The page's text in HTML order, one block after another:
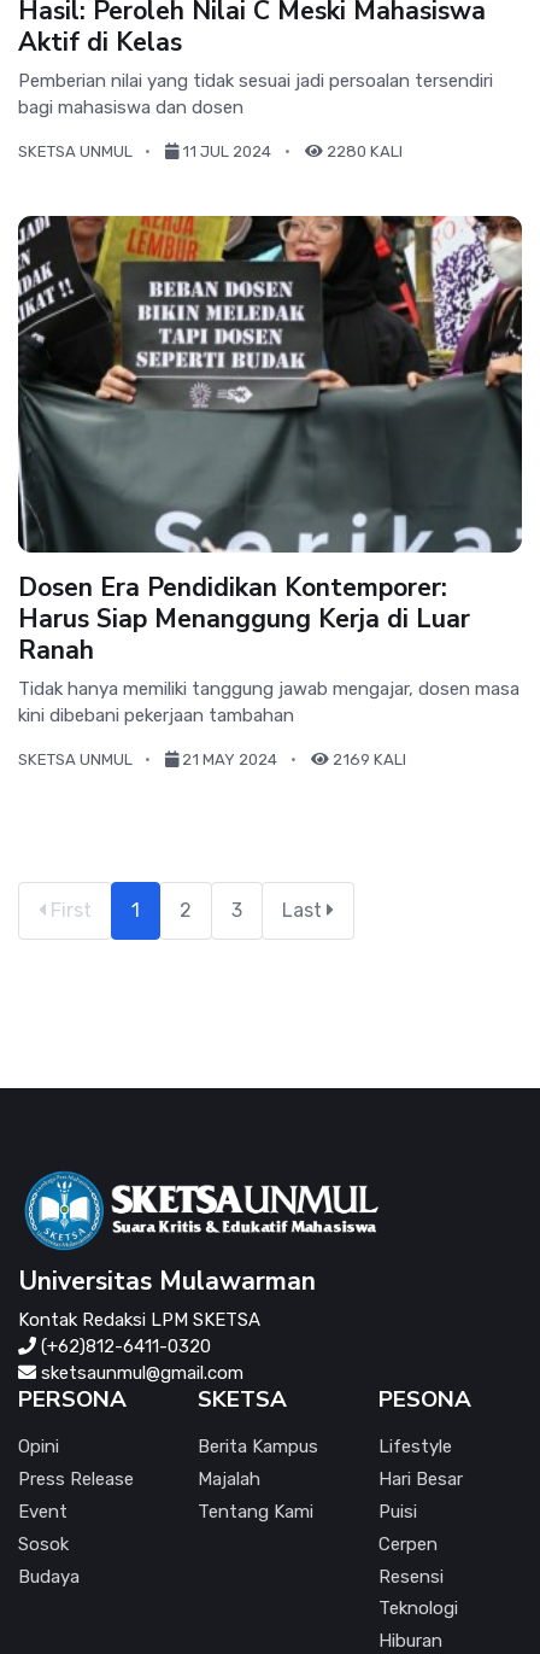
Hasil: Peroleh Nilai C Meski Mahasiswa
Aktif di Kelas
Pemberian nilai yang tidak sesuai jadi persoalan tersendiri
bagi mahasiswa dan dosen
SKETSA UNMUL 11 JUL 2024 2280 KALI
Dosen Era Pendidikan Kontemporer:
Harus Siap Menanggung Kerja di Luar
Ranah
Tidak hanya memiliki tanggung jawab mengajar, dosen masa
kini dibebani pekerjaan tambahan
SKETSA UNMUL 21 MAY 2024 2169 KALI
First 1 2 3 Last
Universitas Mulawarman
Kontak Redaksi LPM SKETSA
(+62)812-6411-0320
sketsaunmul@gmail.com
PERSONA
Opini
Press Release
Event
Sosok
Budaya
SKETSA
Berita Kampus
Majalah
Tentang Kami
PESONA
Lifestyle
Hari Besar
Puisi
Cerpen
Resensi
Teknologi
Hiburan